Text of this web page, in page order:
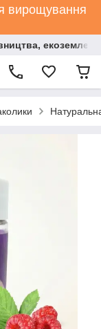
вирощування